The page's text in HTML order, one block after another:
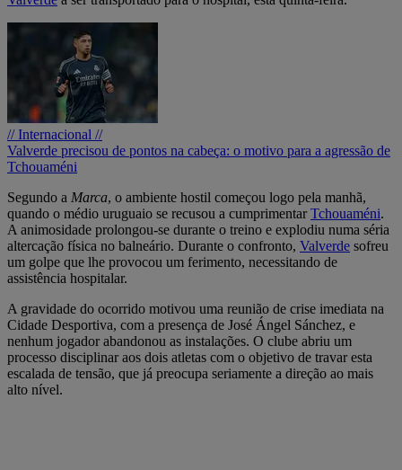
// Internacional //
Valverde precisou de pontos na cabeça: o motivo para a agressão de
Tchouaméni
Segundo a Marca, o ambiente hostil começou logo pela manhã,
quando o médio uruguaio se recusou a cumprimentarTchouaméni.
A animosidade prolongou-se durante o treino e explodiu numa séria
altercação física no balneário. Durante o confronto, Valverde sofreu
um golpe que lhe provocou um ferimento, necessitando de
assistência hospitalar.
A gravidade do ocorrido motivou uma reunião de crise imediata na
Cidade Desportiva, com a presença de José Ángel Sánchez, e
nenhum jogador abandonou as instalações. O clube abriu um
processo disciplinar aos dois atletas com o objetivo de travar esta
escalada de tensão, que já preocupa seriamente a direção ao mais
alto nível.